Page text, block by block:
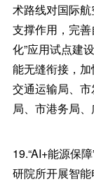
术路线对国际
支撑作用，完
化”应用试点建
能无缝衔接，加
交通运输局、
局、市港务局
19.“AI+能源保
研院所开展智能